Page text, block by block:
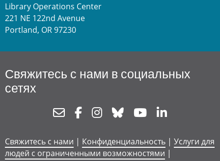
Library Operations Center
221 NE 122nd Avenue
Portland, OR 97230
Свяжитесь с нами в социальных
сетях
NewsletterFacebookInstagram
Bluesky Youtube
Свяжитесь с нами | Конфиденциальность | Услуги для
людей с ограниченными возможностями |